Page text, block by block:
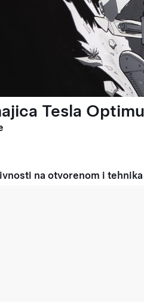
Tesla
na otvorenom i tehnika